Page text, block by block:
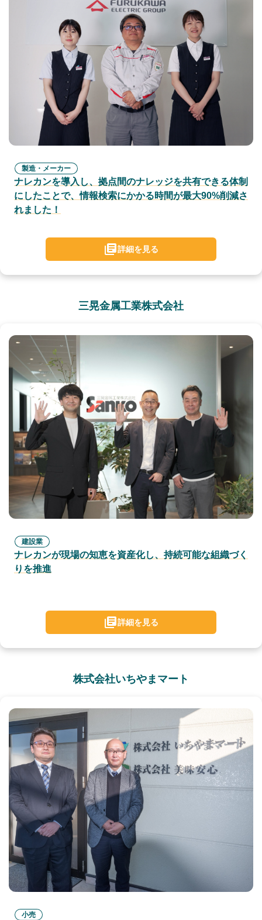
製造・メーカー
ナレカンを導入し、拠点間のナレッジを共有できる体制
にしたことで、情報検索にかかる時間が最大90%削減さ
れました！
詳細を見る
三晃金属工業株式会社
建設業
ナレカンが現場の知恵を資産化し、持続可能な組織づく
りを推進
詳細を見る
株式会社いちやまマート
小売